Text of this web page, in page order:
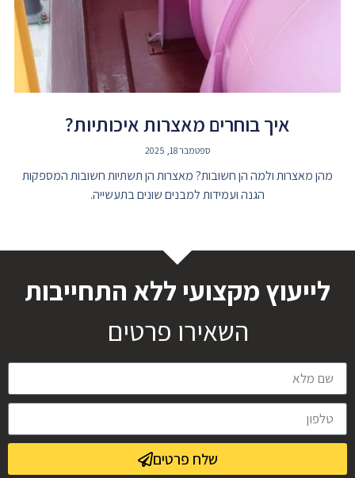
איך בוחרים מאצרות איכותיות?
ספטמבר 18, 2025
מהן מאצרות ולמה הן חשובות? מאצרות הן תשתיות חשובות המספקות
הגנה ועמידות למבנים שונים בתעשייה.
לייעוץ מקצועי ללא התחייבות
השאירו פרטים
שלח פרטים